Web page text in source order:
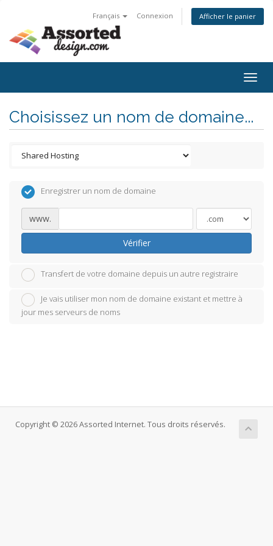
Français Connexion Afficher le panier
Choisissez un nom de domaine...
Enregistrer un nom de domaine
www.
Vérifier
Transfert de votre domaine depuis un autre registraire
Je vais utiliser mon nom de domaine existant et mettre à
jour mes serveurs de noms
Copyright © 2026 Assorted Internet. Tous droits réservés.